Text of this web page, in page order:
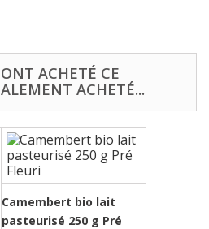
ACHETÉ CE
ACHETÉ...
Camembert bio lait
pasteurisé 250 g Pré